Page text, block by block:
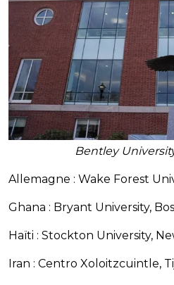
Bentley
Allemagne : Wake Forest
Ghana : Bryant University,
Haïti : Stockton University,
Iran : Centro Xoloitzcuintle,